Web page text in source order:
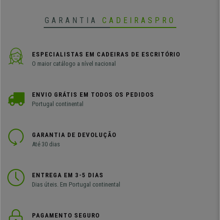
GARANTIA CADEIRASPRO
ESPECIALISTAS EM CADEIRAS DE ESCRITÓRIO
O maior catálogo a nível nacional
ENVIO GRÁTIS EM TODOS OS PEDIDOS
Portugal continental
GARANTIA DE DEVOLUÇÃO
Até 30 dias
ENTREGA EM 3-5 DIAS
Dias úteis. Em Portugal continental
PAGAMENTO SEGURO